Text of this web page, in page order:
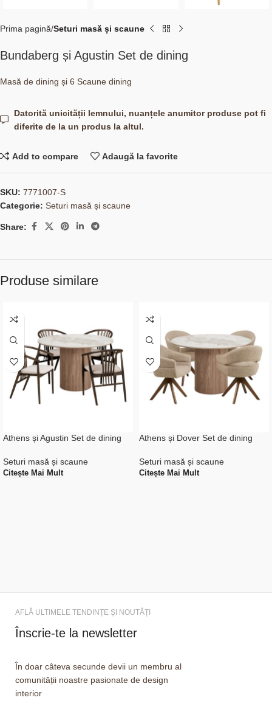
Prima pagină Seturi masă și scaune
Bundaberg și Agustin Set de dining
Masă de dining și 6 Scaune dining
Datorită unicității lemnului, nuanțele anumitor produse pot fi
diferite de la un produs la altul.
Add to compare Adaugă la favorite
SKU: 7771007-S
Categorie: Seturi masă și scaune
Share:
Produse similare
Athens și Agustin Set de dining
Seturi masă și scaune
Citește Mai Mult
Athens și Dover Set de dining
Seturi masă și scaune
Citește Mai Mult
AFLĂ ULTIMELE TENDINȚE ȘI NOUTĂȚI
Înscrie-te la newsletter
În doar câteva secunde devii un membru al
comunității noastre pasionate de design
interior